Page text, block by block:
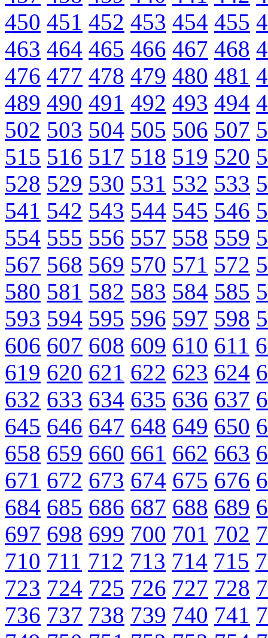
450 451 452 453 454 455
463 464 465 466 467 468
476 477 478 479 480 481
489 490 491 492 493 494
502 503 504 505 506 507
515 516 517 518 519 520
528 529 530 531 532 533
541 542 543 544 545 546
554 555 556 557 558 559
567 568 569 570 571 572
580 581 582 583 584 585
593 594 595 596 597 598
606 607 608 609 610 611
619 620 621 622 623 624
632 633 634 635 636 637
645 646 647 648 649 650
658 659 660 661 662 663
671 672 673 674 675 676
684 685 686 687 688 689
697 698 699 700 701 702
710 711 712 713 714 715
723 724 725 726 727 728
736 737 738 739 740 741